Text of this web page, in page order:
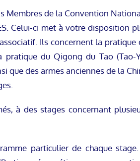
Membres de la Convention
Celui-ci met à votre disposition
Ils concernent la pratique
du Qigong du Tao (Tao-
que des armes anciennes de la
à des stages concernant
particulier de chaque